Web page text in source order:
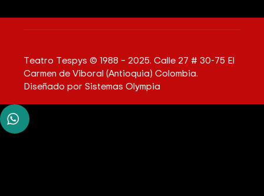
Teatro Tespys © 1988 – 2025. Calle 27 # 30-75 El
Carmen de Viboral (Antioquia) Colombia.
Diseñado por Sistemas Olympia